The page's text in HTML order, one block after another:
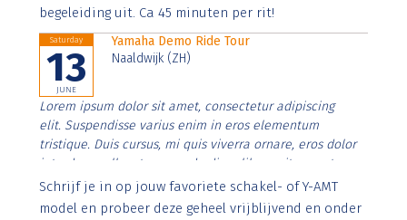
begeleiding uit. Ca 45 minuten per rit!
Saturday
13
JUNE
Yamaha Demo Ride Tour
Naaldwijk (ZH)
Lorem ipsum dolor sit amet, consectetur adipiscing
elit. Suspendisse varius enim in eros elementum
tristique. Duis cursus, mi quis viverra ornare, eros dolor
interdum nulla, ut commodo diam libero vitae erat.
Aenean faucibus nibh et justo cursus id rutrum lorem
imperdiet. Nunc ut sem vitae risus tristique posuere.
Schrijf je in op jouw favoriete schakel- of Y-AMT
model en probeer deze geheel vrijblijvend en onder